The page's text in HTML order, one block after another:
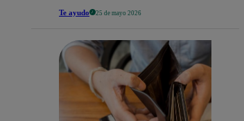
Te ayudo 25 de mayo 2026